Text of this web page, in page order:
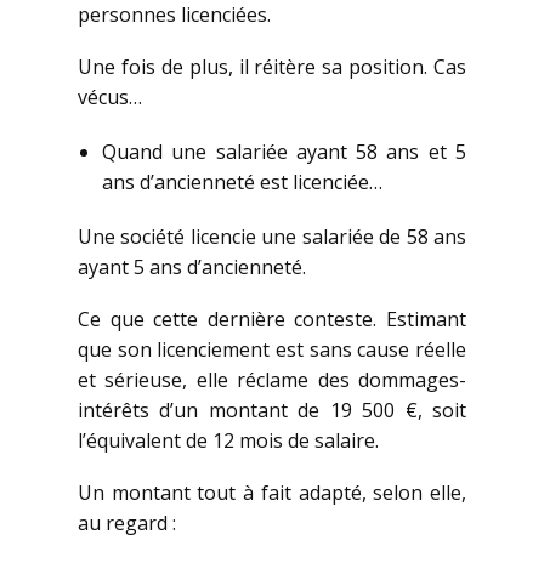
personnes licenciées.
Une fois de plus, il réitère sa position. Cas
vécus…
Quand une salariée ayant 58 ans et 5
ans d’ancienneté est licenciée…
Une société licencie une salariée de 58 ans
ayant 5 ans d’ancienneté.
Ce que cette dernière conteste. Estimant
que son licenciement est sans cause réelle
et sérieuse, elle réclame des dommages-
intérêts d’un montant de 19 500 €, soit
l’équivalent de 12 mois de salaire.
Un montant tout à fait adapté, selon elle,
au regard :